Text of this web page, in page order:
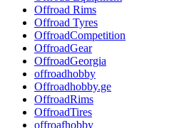
Offroad Rims
Offroad Tyres
OffroadCompetition
OffroadGear
OffroadGeorgia
offroadhobby
Offroadhobby.ge
OffroadRims
OffroadTires
offroafhobby